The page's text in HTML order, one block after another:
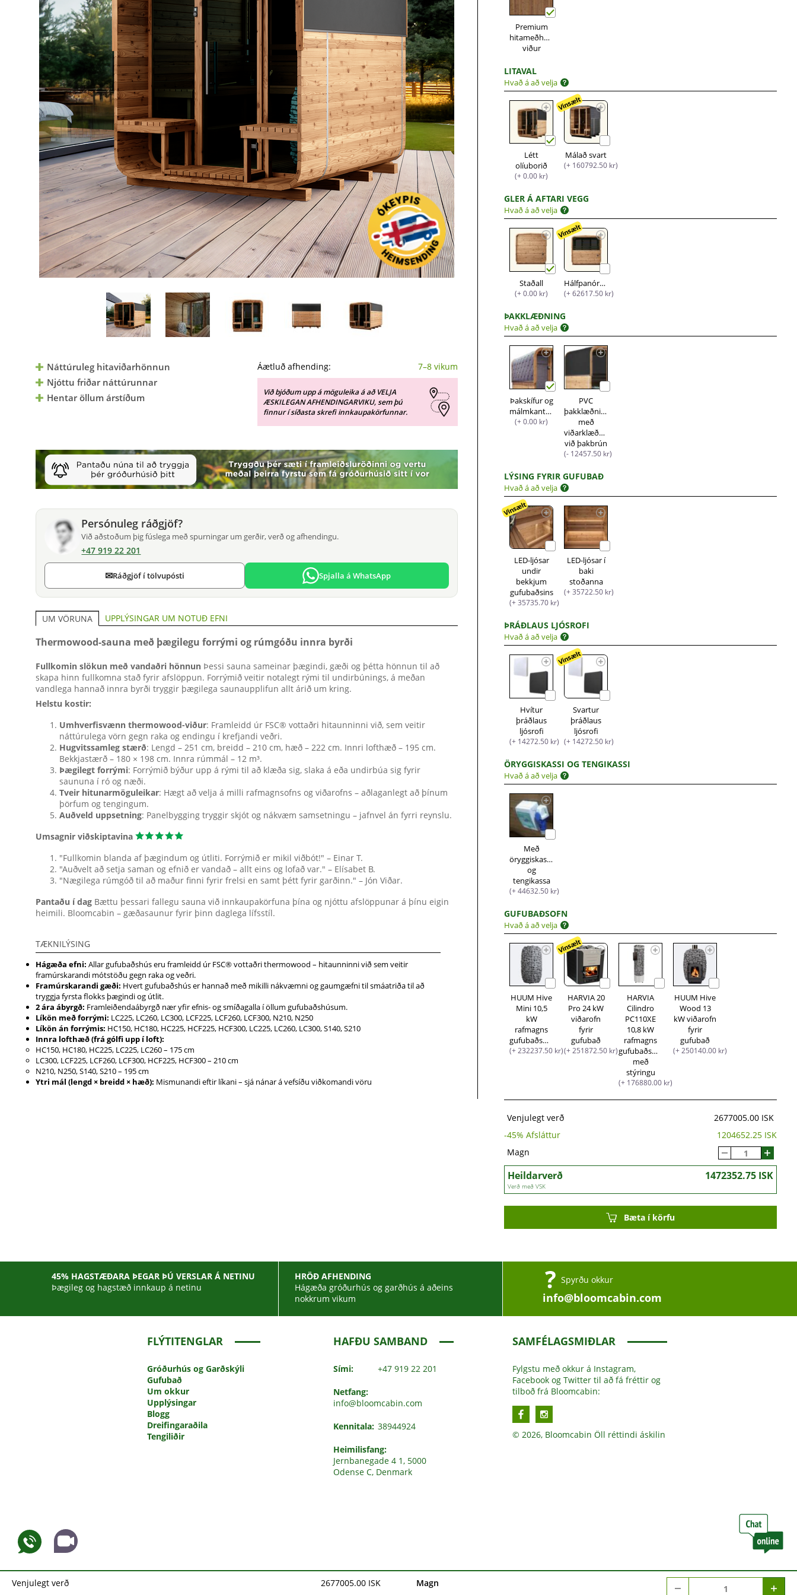
Náttúruleg hitaviðarhönnun
Njóttu friðar náttúrunnar
Hentar öllum árstíðum
Áætluð afhending: 7–8 vikum
Við bjóðum upp á möguleika á að VELJA
ÆSKILEGAN AFHENDINGARVIKU, sem þú
finnur í síðasta skrefi innkaupakörfunnar.
Persónuleg ráðgjöf?
Við aðstoðum þig fúslega með spurningar um gerðir, verð og afhendingu.
+47 919 22 201
✉Ráðgjöf í tölvupósti Spjalla á WhatsApp
UM VÖRUNA UPPLÝSINGAR UM NOTUÐ EFNI
Thermowood-sauna með þægilegu forrými og rúmgóðu innra byrði
Fullkomin slökun með vandaðri hönnun Þessi sauna sameinar þægindi, gæði og þétta hönnun til að
skapa hinn fullkomna stað fyrir afslöppun. Forrýmið veitir notalegt rými til undirbúnings, á meðan
vandlega hannað innra byrði tryggir þægilega saunaupplifun allt árið um kring.
Helstu kostir:
Umhverfisvænn thermowood-viður: Framleidd úr FSC® vottaðri hitaunninni við, sem veitir
náttúrulega vörn gegn raka og endingu í krefjandi veðri.
Hugvitssamleg stærð: Lengd – 251 cm, breidd – 210 cm, hæð – 222 cm. Innri lofthæð – 195 cm.
Bekkjastærð – 180 × 198 cm. Innra rúmmál – 12 m³.
Þægilegt forrými: Forrýmið býður upp á rými til að klæða sig, slaka á eða undirbúa sig fyrir
saununa í ró og næði.
Tveir hitunarmöguleikar: Hægt að velja á milli rafmagnsofns og viðarofns – aðlaganlegt að þínum
þörfum og tengingum.
Auðveld uppsetning: Panelbygging tryggir skjót og nákvæm samsetningu – jafnvel án fyrri reynslu.
Umsagnir viðskiptavina
"Fullkomin blanda af þægindum og útliti. Forrýmið er mikil viðbót!" – Einar T.
"Auðvelt að setja saman og efnið er vandað – allt eins og lofað var." – Elísabet B.
"Nægilega rúmgóð til að maður finni fyrir frelsi en samt þétt fyrir garðinn." – Jón Viðar.
Pantaðu í dag Bættu þessari fallegu sauna við innkaupakörfuna þína og njóttu afslöppunar á þínu eigin
heimili. Bloomcabin – gæðasaunur fyrir þinn daglega lífsstíl.
TÆKNILÝSING
Hágæða efni: Allar gufubaðshús eru framleidd úr FSC® vottaðri thermowood – hitaunninni við sem veitir
framúrskarandi mótstöðu gegn raka og veðri.
Framúrskarandi gæði: Hvert gufubaðshús er hannað með mikilli nákvæmni og gaumgæfni til smáatriða til að
tryggja fyrsta flokks þægindi og útlit.
2 ára ábyrgð: Framleiðendaábyrgð nær yfir efnis- og smíðagalla í öllum gufubaðshúsum.
Líkön með forrými: LC225, LC260, LC300, LCF225, LCF260, LCF300, N210, N250
Líkön án forrýmis: HC150, HC180, HC225, HCF225, HCF300, LC225, LC260, LC300, S140, S210
Innra lofthæð (frá gólfi upp í loft):
HC150, HC180, HC225, LC225, LC260 – 175 cm
LC300, LCF225, LCF260, LCF300, HCF225, HCF300 – 210 cm
N210, N250, S140, S210 – 195 cm
Ytri mál (lengd × breidd × hæð): Mismunandi eftir líkani – sjá nánar á vefsíðu viðkomandi vöru
Premium
hitameðhöndlað
viður
LITAVAL
Hvað á að velja
Létt
olíuborið
(+ 0.00 kr)
Málað svart
(+ 160792.50 kr)
Vinsælt
GLER Á AFTARI VEGG
Hvað á að velja
Staðall
(+ 0.00 kr)
Hálfpanóramagluggi
(+ 62617.50 kr)
Vinsælt
ÞAKKLÆÐNING
Hvað á að velja
Þakskífur og
málmkantur
(+ 0.00 kr)
PVC
þakklæðning
með
viðarklæðningu
við þakbrún
(- 12457.50 kr)
LÝSING FYRIR GUFUBAÐ
Hvað á að velja
LED-ljósar
undir
bekkjum
gufubaðsins
(+ 35735.70 kr)
Vinsælt
LED-ljósar í
baki
stoðanna
(+ 35722.50 kr)
ÞRÁÐLAUS LJÓSROFI
Hvað á að velja
Hvítur
þráðlaus
ljósrofi
(+ 14272.50 kr)
Svartur
þráðlaus
ljósrofi
(+ 14272.50 kr)
Vinsælt
ÖRYGGISKASSI OG TENGIKASSI
Hvað á að velja
Með
öryggiskassa
og
tengikassa
(+ 44632.50 kr)
GUFUBAÐSOFN
Hvað á að velja
HUUM Hive
Mini 10,5
kW
rafmagns
gufubaðsofn
(+ 232237.50 kr)
HARVIA 20
Pro 24 kW
viðarofn
fyrir
gufubað
(+ 251872.50 kr)
Vinsælt
HARVIA
Cilindro
PC110XE
10,8 kW
rafmagns
gufubaðsofn
með
stýringu
(+ 176880.00 kr)
HUUM Hive
Wood 13
kW viðarofn
fyrir
gufubað
(+ 250140.00 kr)
Venjulegt verð
2677005.00 ISK
-45% Afsláttur
1204652.25 ISK
Magn
Heildarverð 1472352.75 ISK
Verð með VSK
Bæta í körfu
Venjulegt verð
2677005.00 ISK
Magn
45% HAGSTÆÐARA ÞEGAR ÞÚ VERSLAR Á NETINU
Þægileg og hagstæð innkaup á netinu
HRÖÐ AFHENDING
Hágæða gróðurhús og garðhús á aðeins
nokkrum vikum
Spyrðu okkur
info@bloomcabin.com
FLÝTITENGLAR
Gróðurhús og Garðskýli
Gufubað
Um okkur
Upplýsingar
Blogg
Dreifingaraðila
Tengiliðir
HAFÐU SAMBAND
Sími: +47 919 22 201
Netfang:
info@bloomcabin.com
Kennitala: 38944924
Heimilisfang:
Jernbanegade 4 1, 5000
Odense C, Denmark
SAMFÉLAGSMIÐLAR
Fylgstu með okkur á Instagram,
Facebook og Twitter til að fá fréttir og
tilboð frá Bloomcabin:
© 2026, Bloomcabin Öll réttindi áskilin